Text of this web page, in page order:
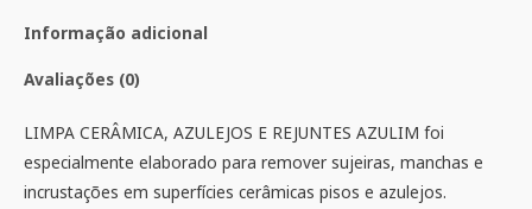
Informação adicional
Avaliações (0)
LIMPA CERÂMICA, AZULEJOS E REJUNTES AZULIM foi
especialmente elaborado para remover sujeiras, manchas e
incrustações em superfícies cerâmicas pisos e azulejos.